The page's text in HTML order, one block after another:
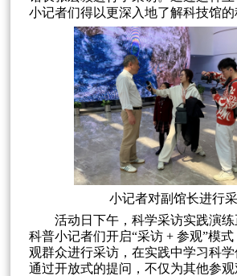
小记者们得以更深入地了解科技馆的
小记者对副馆长进行
活动日下午，科学采访实践演练
科普小记者们开启“采访 + 参观”模
观群众进行采访，在实践中学习科
通过开放式的提问，不仅为其他参